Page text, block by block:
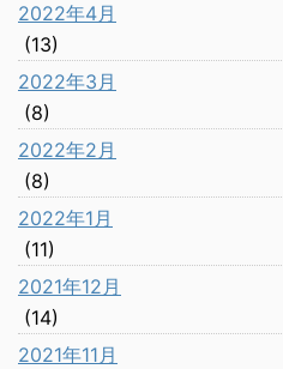
2022年4月
(13)
2022年3月
(8)
2022年2月
(8)
2022年1月
(11)
2021年12月
(14)
2021年11月